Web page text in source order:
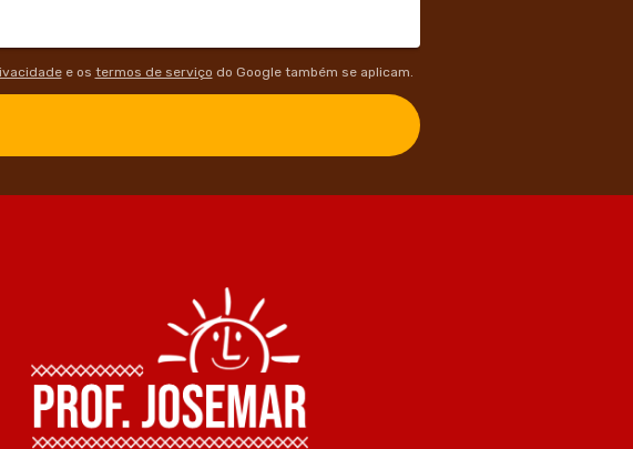
e os termos de serviço do Google também se aplicam.